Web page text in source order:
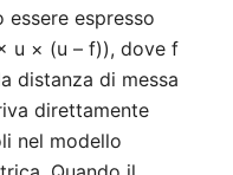
espresso
u × (u – f)), dove f
distanza di messa
direttamente
nel modello